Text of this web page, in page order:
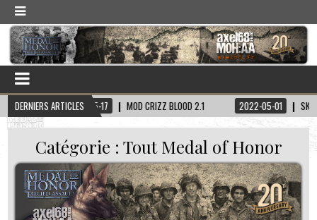
DERNIERS ARTICLES
2.1 2022-05-01 SKIN POSTAL 2 DUDE 2022-03-24
Catégorie : Tout Medal of Honor